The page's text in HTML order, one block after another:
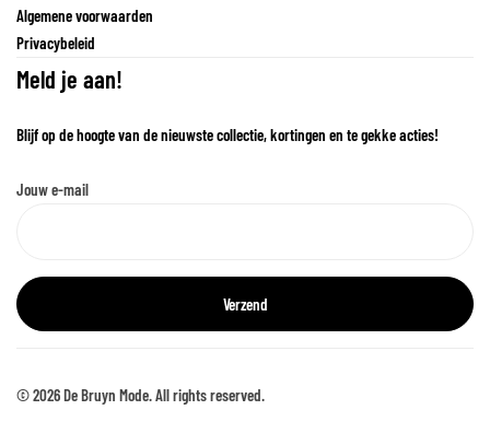
Algemene voorwaarden
Privacybeleid
Meld je aan!
Blijf op de hoogte van de nieuwste collectie, kortingen en te gekke acties!
Jouw e-mail
© 2026 De Bruyn Mode. All rights reserved.